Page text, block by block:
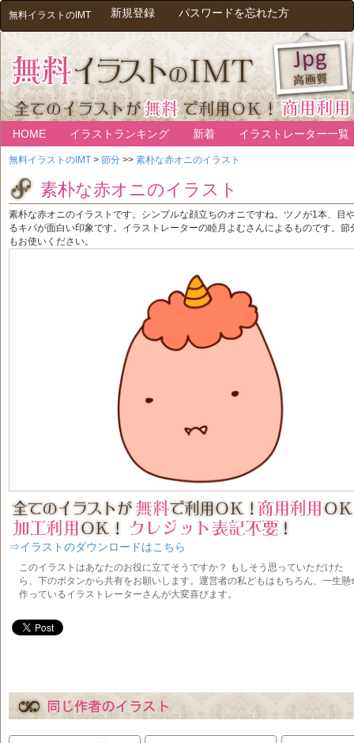
無料イラストのIMT 新規登録 パスワードを忘れた方
HOME イラストランキング 新着 イラストレーター一覧
無料イラストのIMT > 節分 >> 素朴な赤オニのイラスト
素朴な赤オニのイラスト
素朴な赤オニのイラストです。シンプルな顔立ちのオニですね。ツノが1本、目
るキバが面白い印象です。イラストレーターの睦月よむさんによるものです。
もお使いください。
⇒イラストのダウンロードはこちら